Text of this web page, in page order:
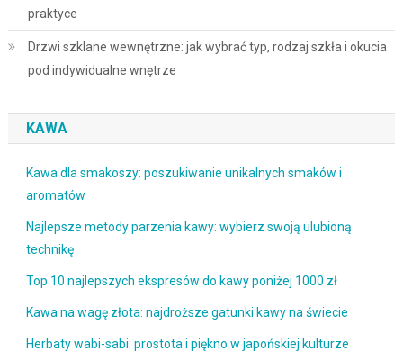
praktyce
Drzwi szklane wewnętrzne: jak wybrać typ, rodzaj szkła i okucia
pod indywidualne wnętrze
KAWA
Kawa dla smakoszy: poszukiwanie unikalnych smaków i
aromatów
Najlepsze metody parzenia kawy: wybierz swoją ulubioną
technikę
Top 10 najlepszych ekspresów do kawy poniżej 1000 zł
Kawa na wagę złota: najdroższe gatunki kawy na świecie
Herbaty wabi-sabi: prostota i piękno w japońskiej kulturze